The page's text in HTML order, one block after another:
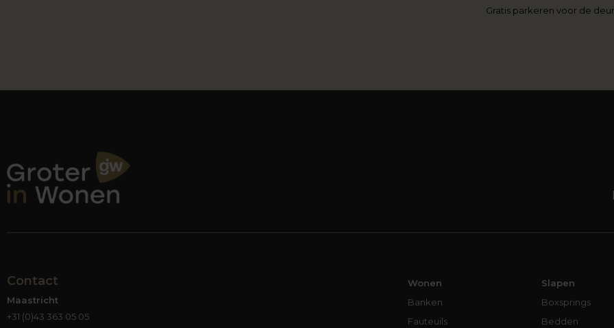
Gratis parkeren voor de deur
Contact
Maastricht
+31 (0)43 363 05 05
Wonen
Banken
Fauteuils
Slapen
Boxsprings
Bedden